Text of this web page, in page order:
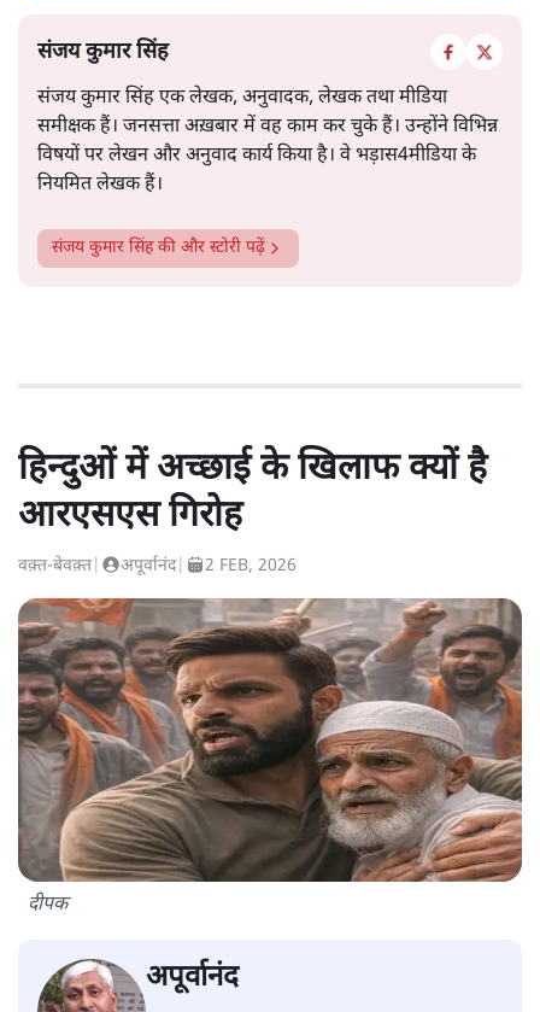
संजय कुमार सिंह
संजय कुमार सिंह एक लेखक, अनुवादक, लेखक तथा मीडिया
समीक्षक हैं। जनसत्ता अख़बार में वह काम कर चुके हैं। उन्होंने विभिन्न
विषयों पर लेखन और अनुवाद कार्य किया है। वे भड़ास4मीडिया के
नियमित लेखक हैं।
संजय कुमार सिंहकी और स्टोरी पढ़ें
हिन्दुओं में अच्छाई के खिलाफ क्यों है
आरएसएस गिरोह
वक़्त-बेवक़्त अपूर्वानंद| 2 FEB, 2026
दीपक
अपूर्वानंद